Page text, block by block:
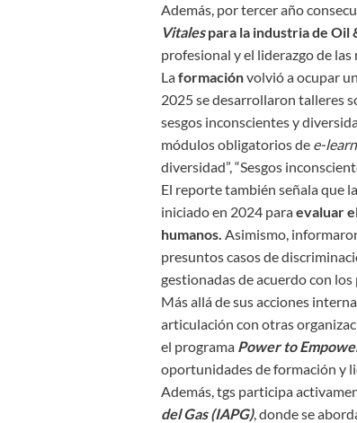
Además, por tercer año
Vitalespara la industria de Oil
profesional y el liderazgo de
Laformaciónvolvió a ocupar
2025 se desarrollaron talleres
sesgos inconscientes y
módulos obligatorios de e-
diversidad”, “Sesgos
El reporte también señala que
iniciado en 2024 paraevaluar
humanos. Asimismo,
presuntos casos de
gestionadas de acuerdo con
Más allá de sus acciones
articulación con otras
el programa Power to
oportunidades de formación y
Además, tgs participa
del Gas (IAPG), donde se